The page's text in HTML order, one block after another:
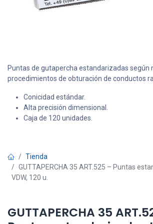
Puntas de gutapercha estandarizadas según
procedimientos de obturación de conductos
Conicidad estándar.
Alta precisión dimensional.
Caja de 120 unidades.
Tienda
GUTTAPERCHA 35 ART.525 – Puntas
VDW, 120 u.
GUTTAPERCHA 35